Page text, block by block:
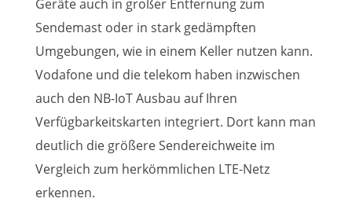
Geräte auch in großer Entfernung zum
Sendemast oder in stark gedämpften
Umgebungen, wie in einem Keller nutzen kann.
Vodafone und die telekom haben inzwischen
auch den NB-IoT Ausbau auf Ihren
Verfügbarkeitskarten integriert. Dort kann man
deutlich die größere Sendereichweite im
Vergleich zum herkömmlichen LTE-Netz
erkennen.